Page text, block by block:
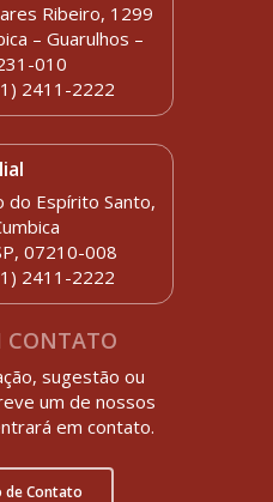
Ribeiro, 1299
– Guarulhos –
010
2411-2222
do Espírito Santo,
07210-008
2411-2222
CONTATO
sugestão ou
um de nossos
em contato.
de Contato